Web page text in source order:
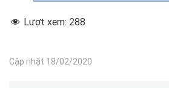
Lượt xem: 288
Cập nhật 18/02/2020